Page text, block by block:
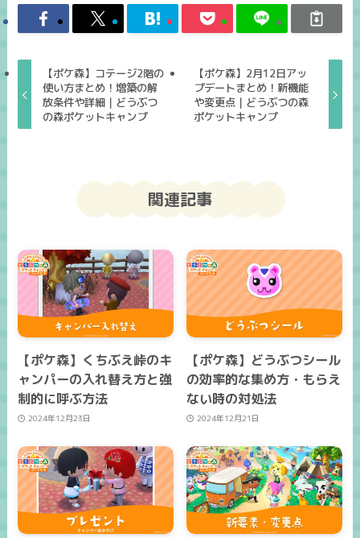
【ポケ森】コテージ2階の
使い方まとめ！増築の解
放条件や詳細｜どうぶつ
の森ポケットキャンプ
【ポケ森】2月12日アッ
プデートまとめ！新機能
や変更点｜どうぶつの森
ポケットキャンプ
関連記事
【ポケ森】くちぶえ峠のキ
ャンパーの入れ替え方と強
制的に呼ぶ方法
2024年12月23日
【ポケ森】どうぶつシール
の効率的な集め方・もらえ
ない時の対処法
2024年12月21日